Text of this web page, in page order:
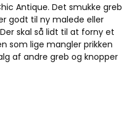
Antique. Det smukke greb
godt til ny malede eller
skal så lidt til at forny et
som lige mangler prikken
af andre greb og knopper